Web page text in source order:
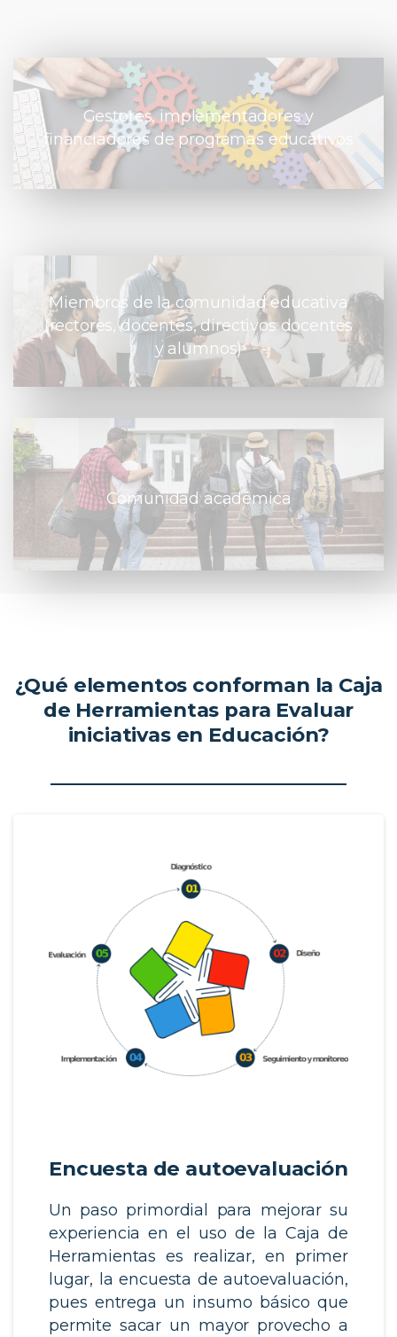
Gestores, implementadores y
financiadores de programas educativos
Miembros de la comunidad educativa
(rectores, docentes, directivos docentes
y alumnos)
Comunidad académica
¿Qué elementos conforman la Caja
de Herramientas para Evaluar
iniciativas en Educación?
Encuesta de autoevaluación
Un paso primordial para mejorar su
experiencia en el uso de la Caja de
Herramientas es realizar, en primer
lugar, la encuesta de autoevaluación,
pues entrega un insumo básico que
permite sacar un mayor provecho a